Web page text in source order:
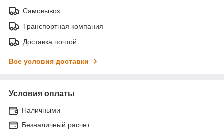
Самовывоз
Транспортная компания
Доставка почтой
Все условия доставки
Условия оплаты
Наличными
Безналичный расчет